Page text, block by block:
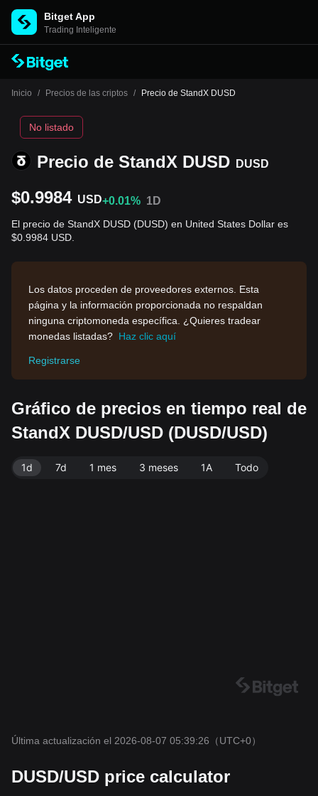
Bitget App
Trading Inteligente
Inicio / Precios de las criptos / Precio de StandX DUSD
Precio de StandX DUSD DUSD
No listado
$0.9984 USD+0.01% 1D
El precio de StandX DUSD (DUSD) en United States Dollar es
$0.9984 USD.
Los datos proceden de proveedores externos. Esta
página y la información proporcionada no respaldan
ninguna criptomoneda específica. ¿Quieres tradear
monedas listadas? Haz clic aquí
Registrarse
Gráfico de precios en tiempo real de
StandX DUSD/USD (DUSD/USD)
1d 7d 1 mes 3 meses 1A Todo
Última actualización el 2026-08-07 05:39:26 （UTC+0）
DUSD/USD price calculator